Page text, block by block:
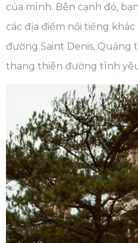
của mình. Bên cạnh đó,
các địa điểm nổi tiếng
đường Saint Denis, Quảng
thang thiên đường tình yêu